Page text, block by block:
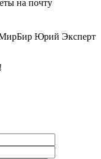
на почту
МирБир Юрий Эксперт